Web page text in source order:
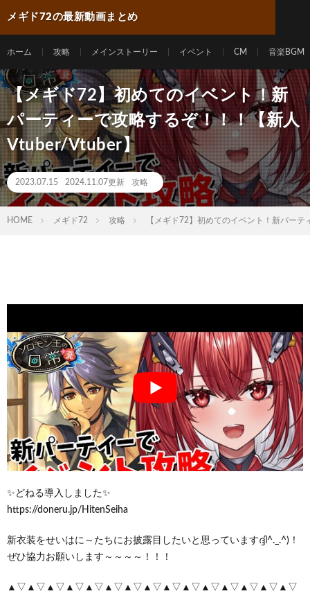
メギド72の最新動画まとめ
ホーム 攻略 メインストーリー イベント CM 音楽BGM
【メギド72】初めてのイベント！新
パーティーで攻略するぞ！！！【新人
Vtuber/Vtuber】
2023.07.15 2024.11.07更新 攻略
HOME メギド72 攻略 【メギド72】初めてのイベント！新パー
✨どねる導入しました✨
https://doneru.jp/HitenSeiha
新衣装をせいはに～たちにお披露目したいと思っていますദ്ദി^._.^)！
ぜひ協力お願いします～～～～！！！
▲▽▲▽▲▽▲▽▲▽▲▽▲▽▲▽▲▽▲▽▲▽▲▽▲▽▲▽▲▽